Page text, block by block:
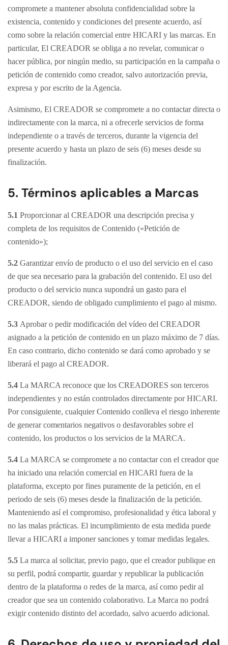
compromete a mantener absoluta confidencialidad sobre la
existencia, contenido y condiciones del presente acuerdo, así
como sobre la relación comercial entre HICARI y las marcas. En
particular, El CREADOR se obliga a no revelar, comunicar o
hacer pública, por ningún medio, su participación en la campaña o
petición de contenido como creador, salvo autorización previa,
expresa y por escrito de la Agencia.
Asimismo, El CREADOR se compromete a no contactar directa o
indirectamente con la marca, ni a ofrecerle servicios de forma
independiente o a través de terceros, durante la vigencia del
presente acuerdo y hasta un plazo de seis (6) meses desde su
finalización.
5. Términos aplicables a Marcas
5.1 Proporcionar al CREADOR una descripción precisa y
completa de los requisitos de Contenido («Petición de
contenido»);
5.2 Garantizar envío de producto o el uso del servicio en el caso
de que sea necesario para la grabación del contenido. El uso del
producto o del servicio nunca supondrá un gasto para el
CREADOR, siendo de obligado cumplimiento el pago al mismo.
5.3 Aprobar o pedir modificación del vídeo del CREADOR
asignado a la petición de contenido en un plazo máximo de 7 días.
En caso contrario, dicho contenido se dará como aprobado y se
liberará el pago al CREADOR.
5.4 La MARCA reconoce que los CREADORES son terceros
independientes y no están controlados directamente por HICARI.
Por consiguiente, cualquier Contenido conlleva el riesgo inherente
de generar comentarios negativos o desfavorables sobre el
contenido, los productos o los servicios de la MARCA.
5.4 La MARCA se compromete a no contactar con el creador que
ha iniciado una relación comercial en HICARI fuera de la
plataforma, excepto por fines puramente de la petición, en el
periodo de seis (6) meses desde la finalización de la petición.
Manteniendo así el compromiso, profesionalidad y ética laboral y
no las malas prácticas. El incumplimiento de esta medida puede
llevar a HICARI a imponer sanciones y tomar medidas legales.
5.5 La marca al solicitar, previo pago, que el creador publique en
su perfil, podrá compartir, guardar y republicar la publicación
dentro de la plataforma o redes de la marca, así como pedir al
creador que sea un contenido colaborativo. La Marca no podrá
exigir contenido distinto del acordado, salvo acuerdo adicional.